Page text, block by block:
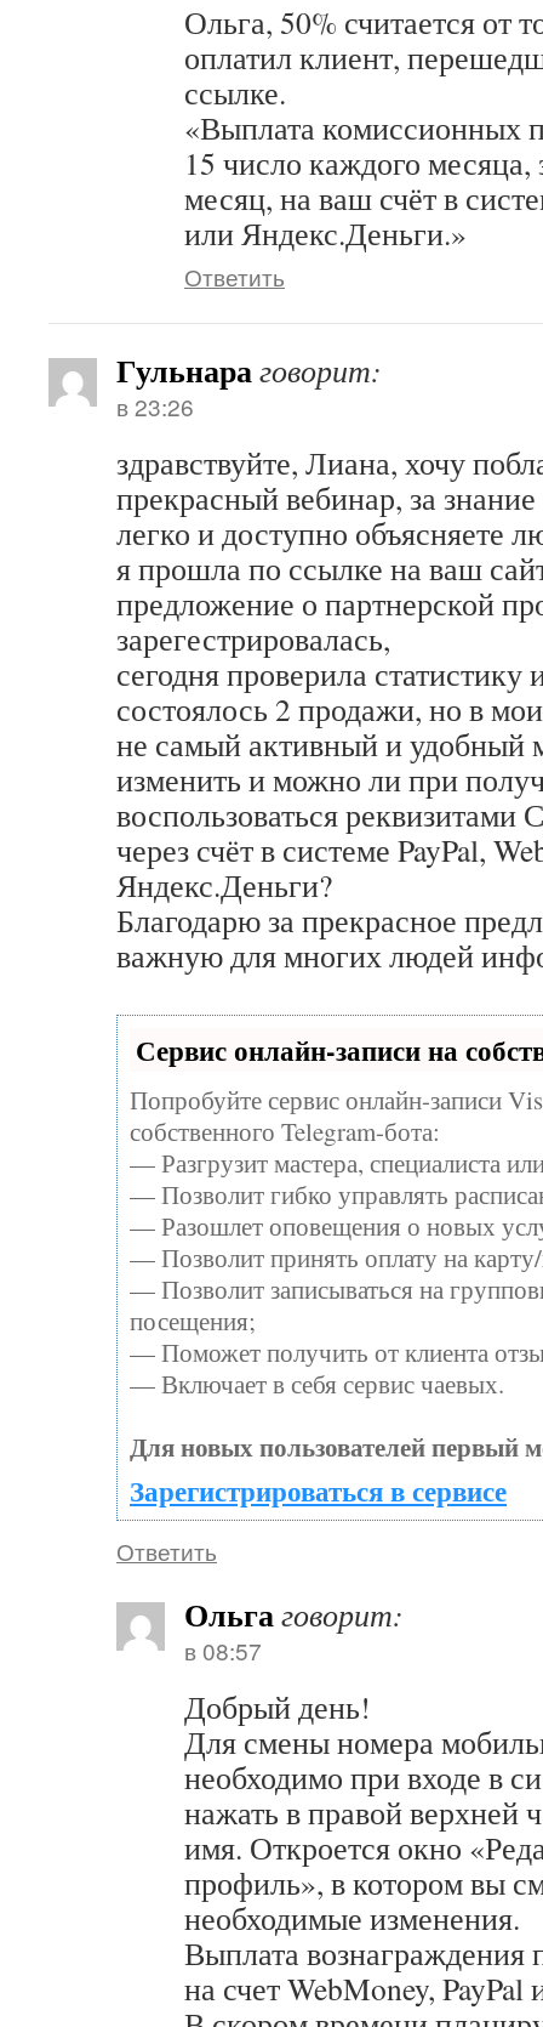
Ольга, 50% считается от
оплатил клиент,
ссылке.
«Выплата комиссионных
15 число каждого
месяц, на ваш счёт в
или Яндекс.Деньги.»
Ответить
Гульнараговорит:
в 23:26
здравствуйте, Лиана, хочу
прекрасный вебинар, за
легко и доступно объясняете
я прошла по ссылке на ваш
предложение о партнерской
зарегестрировалась,
сегодня проверила статистику
состоялось 2 продажи, но в
не самый активный и удобный
изменить и можно ли при
воспользоваться реквизитами
через счёт в системе PayPal,
Яндекс.Деньги?
Благодарю за прекрасное
важную для многих людей
Сервис онлайн-записи на
Попробуйте сервис онлайн-записи
собственного Telegram-бота:
— Разгрузит мастера, специалиста
— Позволит гибко управлять
— Разошлет оповещения о новых
— Позволит принять оплату на
— Позволит записываться на
посещения;
— Поможет получить от клиента
— Включает в себя сервис чаевых.
Для новых пользователей первый
Зарегистрироваться в сервисе
Ответить
Ольгаговорит:
в 08:57
Добрый день!
Для смены номера
необходимо при входе в
нажать в правой верхней
имя. Откроется окно
профиль», в котором вы
необходимые изменения.
Выплата вознаграждения
на счет WebMoney,